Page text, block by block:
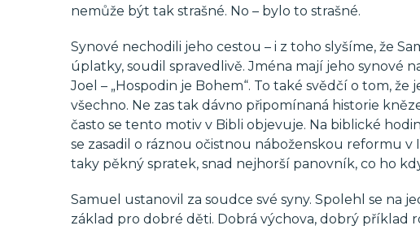
nemůže být tak strašné. No – bylo to strašné.
Synové nechodili jeho cestou – i z toho slyšíme, že
úplatky, soudil spravedlivě. Jména mají jeho synové
Joel – „Hospodin je Bohem“. To také svědčí o tom,
všechno. Ne zas tak dávno připomínaná historie
často se tento motiv v Bibli objevuje. Na biblické
se zasadil o ráznou očistnou náboženskou reformu
taky pěkný spratek, snad nejhorší panovník, co ho
Samuel ustanovil za soudce své syny. Spolehl se na
základ pro dobré děti. Dobrá výchova, dobrý příklad